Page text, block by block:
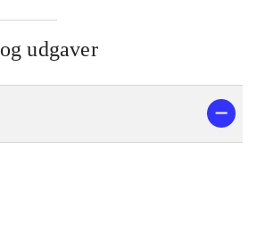
udgaver